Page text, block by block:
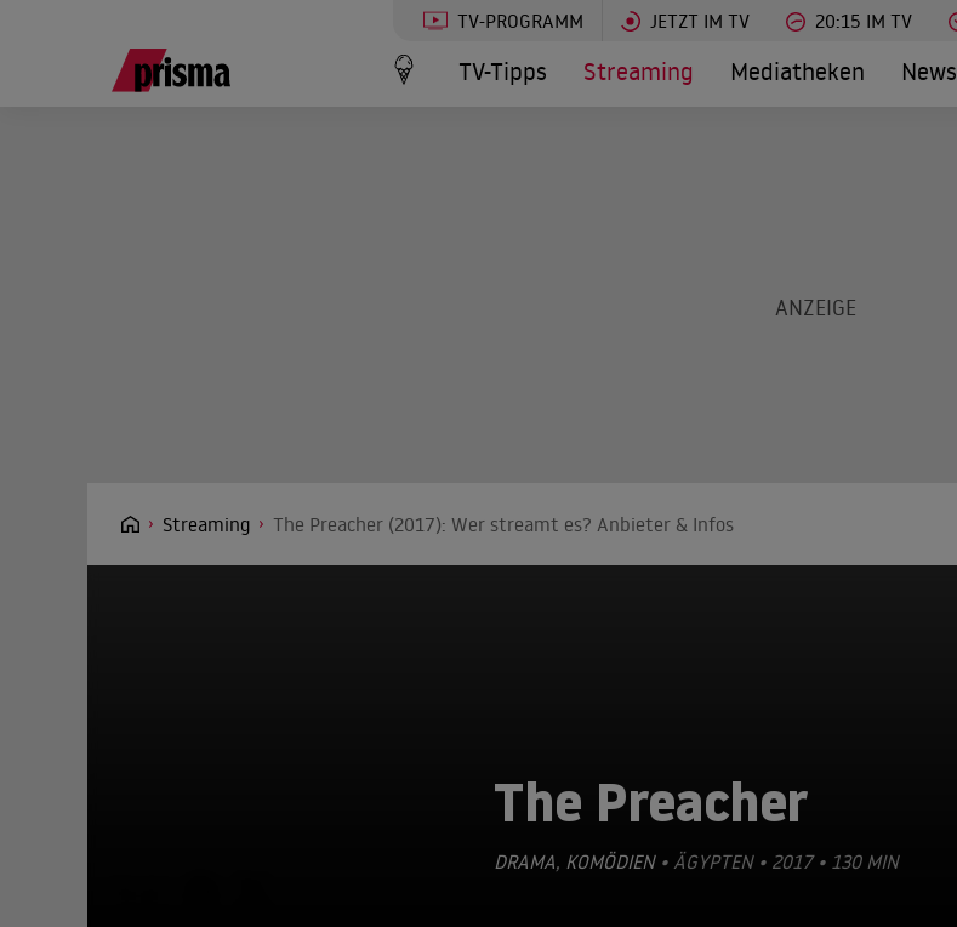
TV-PROGRAMM JETZT IM TV 20:15 IM TV
TV-Tipps Streaming Mediatheken News
Streaming The Preacher (2017): Wer streamt es? Anbieter & Infos
The Preacher
DRAMA, KOMÖDIEN• ÄGYPTEN • 2017 • 130 MIN